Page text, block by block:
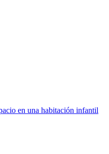
en una habitación infantil